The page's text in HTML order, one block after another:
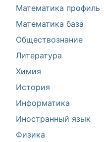
Математика профиль
Математика база
Обществознание
Литература
Химия
История
Информатика
Иностранный язык
Физика